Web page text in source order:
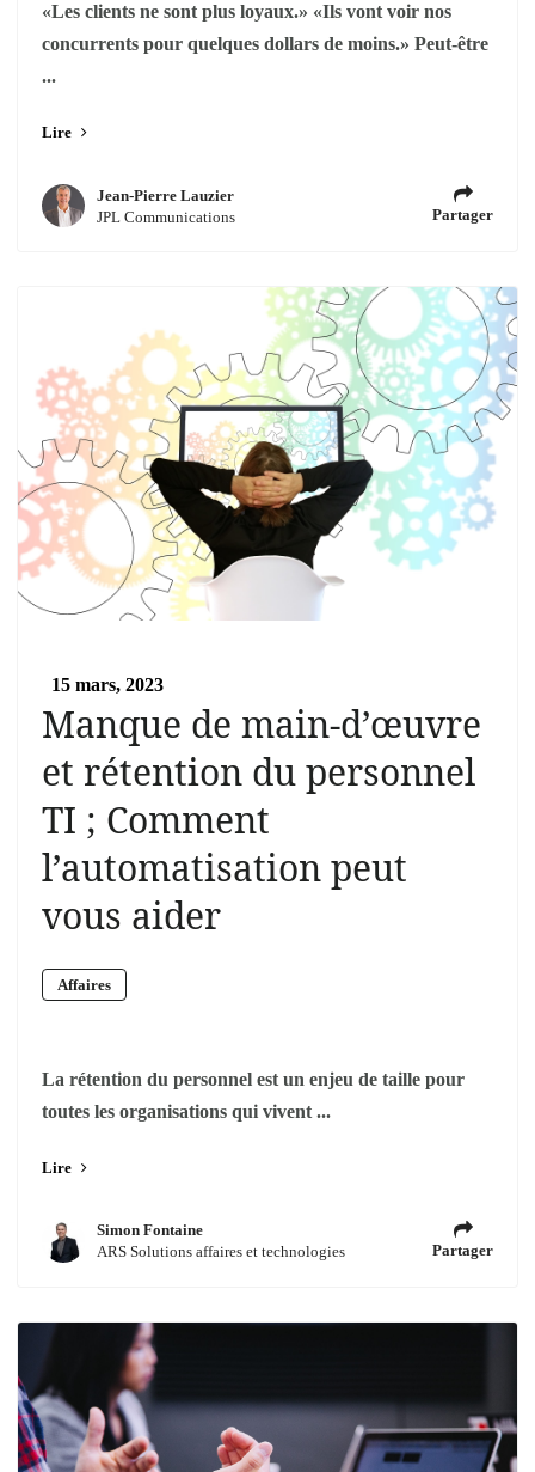
«Les clients ne sont plus loyaux.» «Ils vont voir nos
concurrents pour quelques dollars de moins.» Peut-être
...
Lire
Jean-Pierre Lauzier
JPL Communications
Partager
15 mars, 2023
Manque de main-d’œuvre
et rétention du personnel
TI ; Comment
l’automatisation peut
vous aider
Affaires
La rétention du personnel est un enjeu de taille pour
toutes les organisations qui vivent ...
Lire
Simon Fontaine
ARS Solutions affaires et technologies
Partager